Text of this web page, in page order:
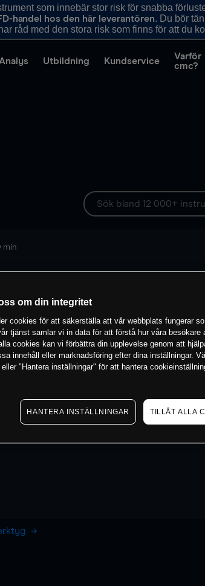
som innebär stor risk för snabba
handel hos den här leverantören. Du bör
råd med den stora risk som finns för att du
Analys Utbildning Kundservice
Varför
cmc?
min
om din integritet
cookies för att säkerställa att vår webbplats fungerar
tjänst samlar vi in data för att förstå hur våra besökare
cookies kan vi förbättra din upplevelse genom att
innehåll eller marknadsföring efter dina inställningar.
eller "Hantera inställningar" för att hantera
HANTERA INSTÄLLNINGAR TILLÅT ALLA